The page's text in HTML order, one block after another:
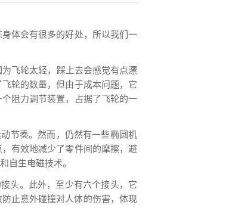
体会有很多的好处，所以我们一
飞轮太轻，踩上去会感觉有点漂
轮的数量，但由于成本问题，它
阻力调节装置，占据了飞轮的一
节奏。然而，仍然有一些椭圆机
有效地减少了零件间的摩擦，避
自生电磁技术。
头。此外，至少有六个接头，它
止意外碰撞对人体的伤害，体现